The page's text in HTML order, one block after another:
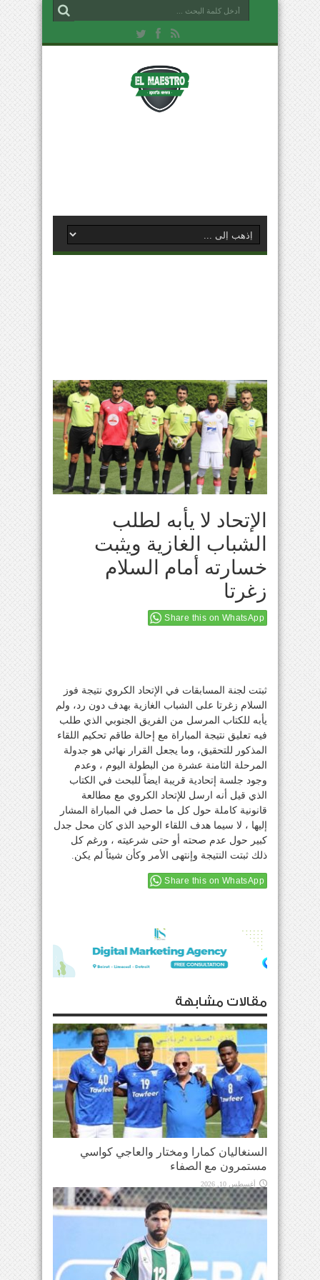
الإتحاد لا يأبه لطلب
الشباب الغازية ويثبت
خسارته أمام السلام
زغرتا
Share this on WhatsApp
ثبتت لجنة المسابقات في الإتحاد الكروي نتيجة فوز
السلام زغرتا على الشباب الغازية بهدف دون رد، ولم
يأبه للكتاب المرسل من الفريق الجنوبي الذي طلب
فيه تعليق نتيجة المباراة مع إحالة طاقم تحكيم اللقاء
المذكور للتحقيق، وما يجعل القرار نهائي هو جدولة
المرحلة الثامنة عشرة من البطولة اليوم ، وعدم
وجود جلسة إتحادية قريبة ايضاً للبحث في الكتاب
الذي قيل أنه ارسل للإتحاد الكروي مع مطالعة
قانونية كاملة حول كل ما حصل في المباراة المشار
إليها ، لا سيما هدف اللقاء الوحيد الذي كان محل جدل
كبير حول عدم صحته أو حتى شرعيته ، ورغم كل
ذلك ثبتت النتيجة وإنتهى الأمر وكأن شيئاً لم يكن.
Share this on WhatsApp
مقالات مشابهة
السنغاليان كمارا ومختار والعاجي كواسي
مستمرون مع الصفاء
أغسطس 10, 2026